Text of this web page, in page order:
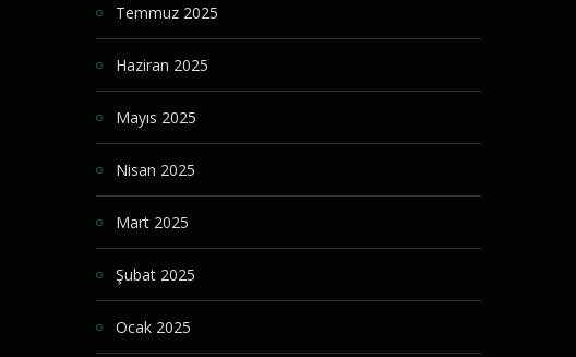
Temmuz 2025
Haziran 2025
Mayıs 2025
Nisan 2025
Mart 2025
Şubat 2025
Ocak 2025